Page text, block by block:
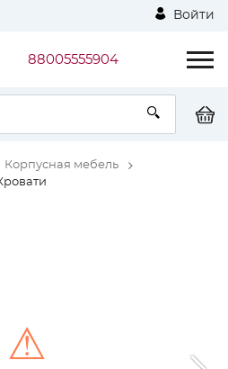
Войти
88005555904
Корпусная мебель
⚠